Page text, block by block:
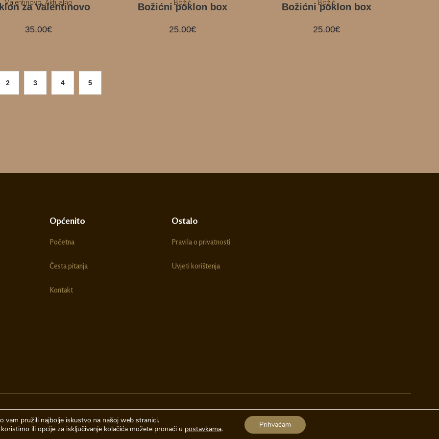
Valentinovo, Aktualno
za Valentinovo
35.00€
Božić
Božićni poklon box
25.00€
Božić
Božićni poklon box
25.00€
2 3 4 5
Općenito
Početna
Česta pitanja
Kontakt
Ostalo
Pravila o privatnosti
Uvjeti korištenja
vam pružili najbolje iskustvo na našoj web stranici.
ili opcije za isključivanje kolačića možete pronaći u postavkama. Prihvaćam